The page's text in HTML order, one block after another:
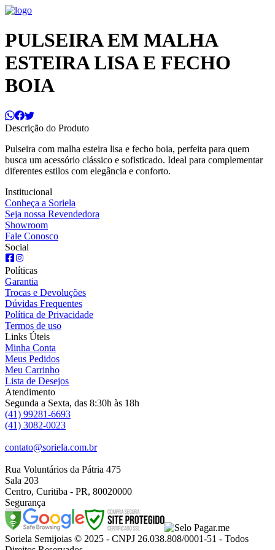
PULSEIRA EM MALHA
ESTEIRA LISA E FECHO
BOIA
Descrição do Produto
Pulseira com malha esteira lisa e fecho boia, perfeita para quem
busca um acessório clássico e sofisticado. Ideal para complementar
diferentes estilos com elegância e conforto.
Institucional
Conheça a Soriela
Seja nossa Revendedora
Showroom
Fale Conosco
Social
Políticas
Garantia
Trocas e Devoluções
Dúvidas Frequentes
Política de Privacidade
Termos de uso
Links Úteis
Minha Conta
Meus Pedidos
Meu Carrinho
Lista de Desejos
Atendimento
Segunda a Sexta, das 8:30h às 18h
(41) 99281-6693
(41) 3082-0023
contato@soriela.com.br
Rua Voluntários da Pátria 475
Sala 203
Centro, Curitiba - PR, 80020000
Segurança
Soriela Semijoias © 2025 - CNPJ 26.038.808/0001-51 - Todos